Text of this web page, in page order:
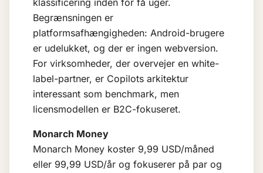
klassificering inden for få uger.
Begrænsningen er
platformsafhængigheden: Android-brugere
er udelukket, og der er ingen webversion.
For virksomheder, der overvejer en white-
label-partner, er Copilots arkitektur
interessant som benchmark, men
licensmodellen er B2C-fokuseret.
Monarch Money
Monarch Money koster 9,99 USD/måned
eller 99,99 USD/år og fokuserer på par og